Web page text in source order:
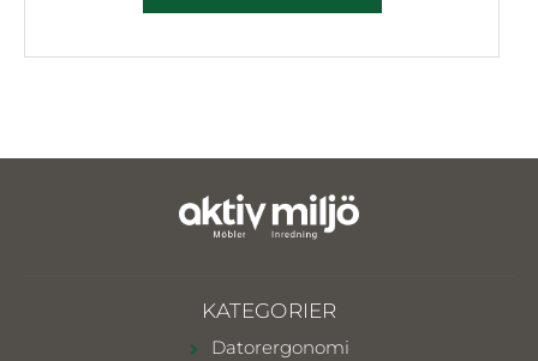
KATEGORIER
Datorergonomi